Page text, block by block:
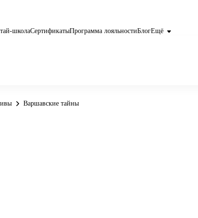
школаСертификатыПрограмма лояльностиБлогЕщё
Варшавские тайны